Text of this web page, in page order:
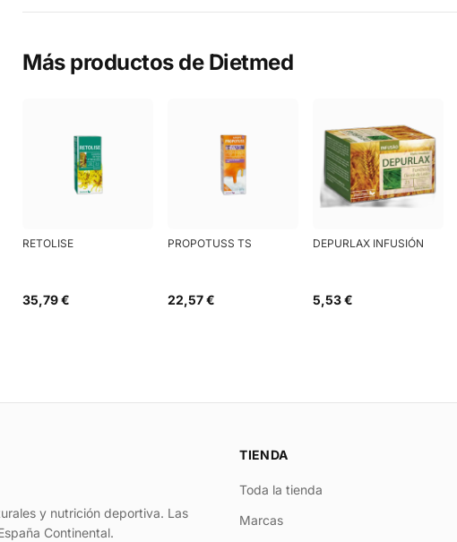
Más productos de Dietmed
RETOLISE
35,79 €
PROPOTUSS TS
22,57 €
DEPURLAX INFUSIÓN
5,53 €
y nutrición deportiva. Las
Continental.
TIENDA
Toda la tienda
Marcas